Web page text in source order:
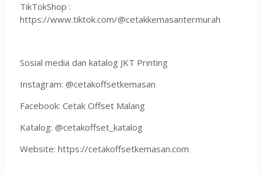
TikTokShop :
https://www.tiktok.com/@cetakkemasantermurah
Sosial media dan katalog JKT Printing
Instagram: @cetakoffsetkemasan
Facebook: Cetak Offset Malang
Katalog: @cetakoffset_katalog
Website: https://cetakoffsetkemasan.com